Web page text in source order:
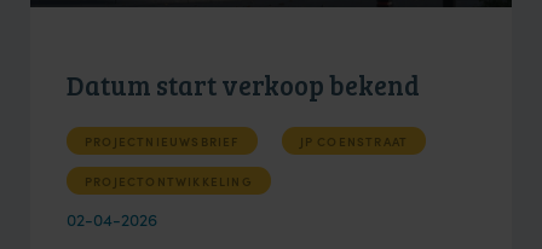
Datum start verkoop bekend
PROJECTNIEUWSBRIEF JP COENSTRAAT
PROJECTONTWIKKELING
02-04-2026